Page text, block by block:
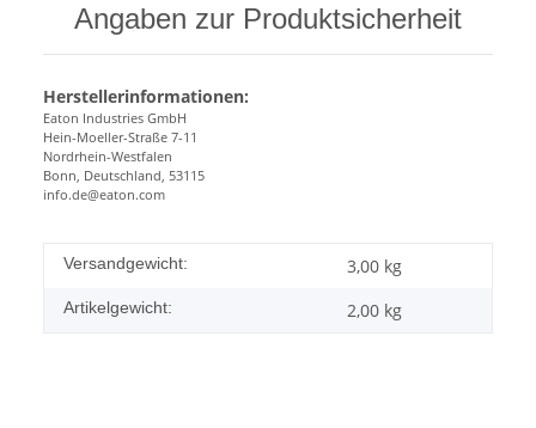
Angaben zur Produktsicherheit
Herstellerinformationen:
Eaton Industries GmbH
Hein-Moeller-Straße 7-11
Nordrhein-Westfalen
Bonn, Deutschland, 53115
info.de@eaton.com
Versandgewicht: 3,00 kg
Artikelgewicht: 2,00 kg